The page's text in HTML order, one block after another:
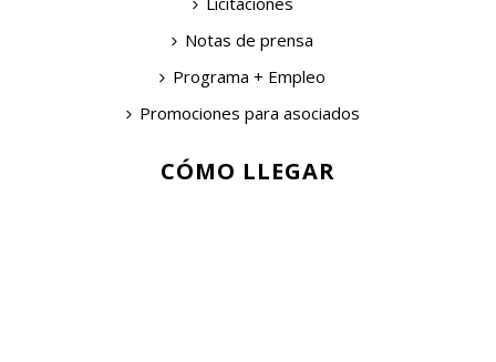
Notas de prensa
Programa + Empleo
Promociones para asociados
CÓMO LLEGAR